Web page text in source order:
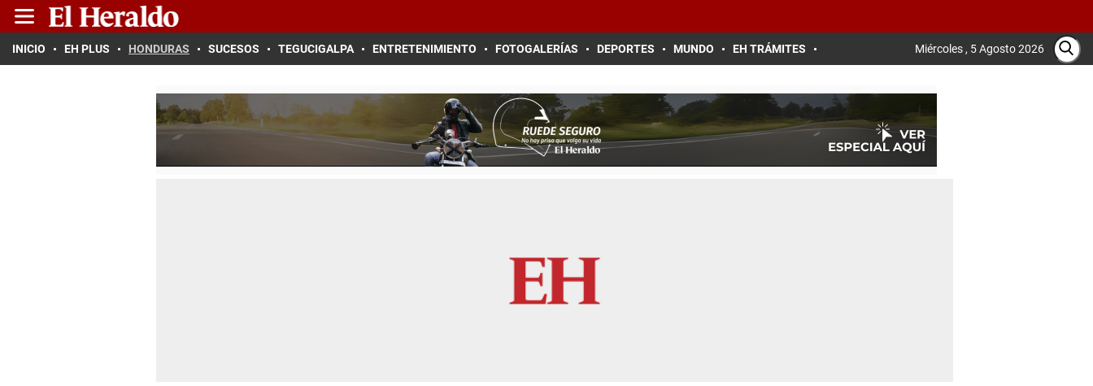
INICIO EH PLUS HONDURAS SUCESOS TEGUCIGALPA ENTRETENIMIENTO FOTOGALERÍAS DEPORTES MUNDO EH TRÁMITES Miércoles , 5 Agosto 2026